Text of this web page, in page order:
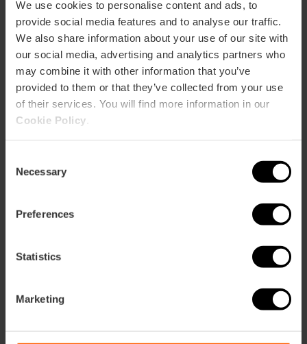
We use cookies to personalise content and ads, to
provide social media features and to analyse our traffic.
We also share information about your use of our site with
our social media, advertising and analytics partners who
may combine it with other information that you’ve
provided to them or that they’ve collected from your use
of their services. You will find more information in our
Cookie Policy
Selection
Necessary
Preferences
Statistics
Marketing